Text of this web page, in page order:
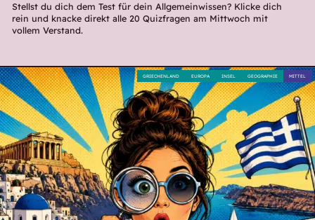
Stellst du dich dem Test für dein Allgemeinwissen? Klicke dich
rein und knacke direkt alle 20 Quizfragen am Mittwoch mit
vollem Verstand.
MITTEL
GEOGRAPHIE
INSEL
EUROPA
GRIECHENLAND